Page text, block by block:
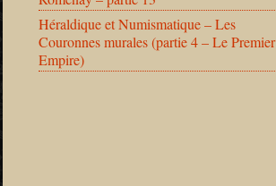
Héraldique et Numismatique – Les
Couronnes murales (partie 4 – Le Premier
Empire)